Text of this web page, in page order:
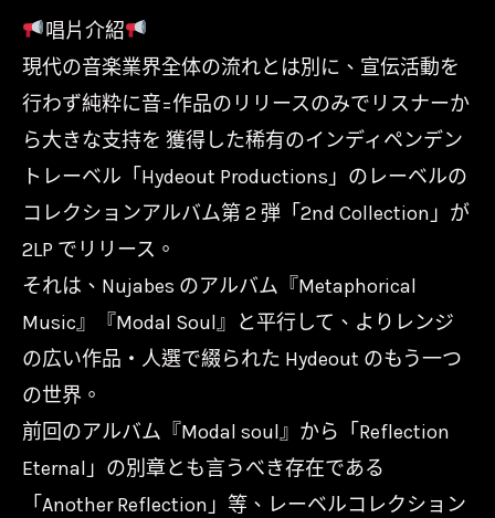
唱片介紹
現代の音楽業界全体の流れとは別に、宣伝活動を
行わず純粋に音=作品のリリースのみでリスナーか
ら大きな支持を 獲得した稀有のインディペンデン
トレーベル「Hydeout Productions」のレーベルの
コレクションアルバム第 2 弾「2nd Collection」が
2LP でリリース。
それは、Nujabes のアルバム『Metaphorical
Music』『Modal Soul』と平行して、よりレンジ
の広い作品・人選で綴られた Hydeout のもう一つ
の世界。
前回のアルバム『Modal soul』から「Reflection
Eternal」の別章とも言うべき存在である
「Another Reflection」等、レーベルコレクション